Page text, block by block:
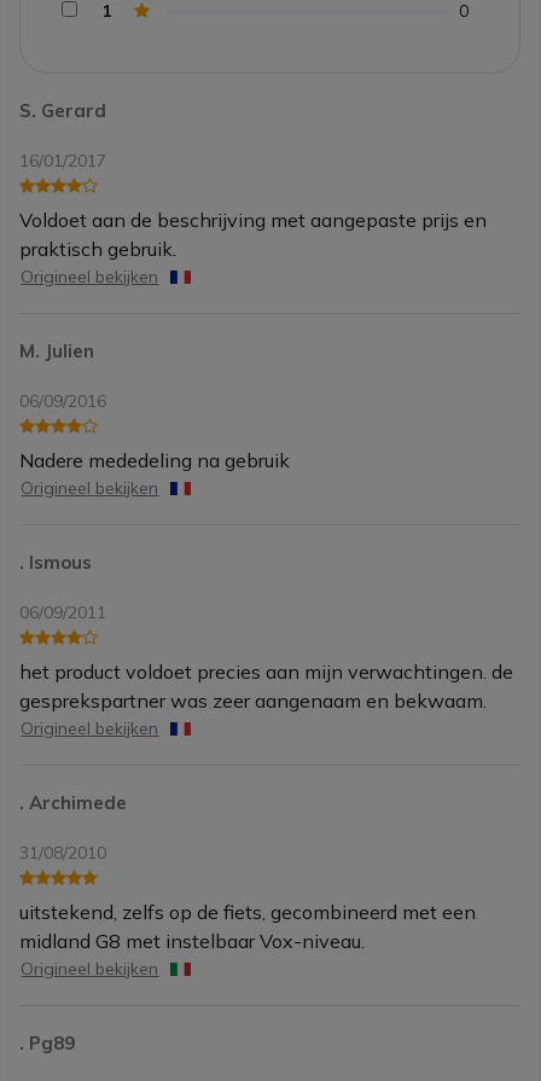
S. Gerard
16/01/2017
Voldoet aan de beschrijving met aangepaste prijs en
praktisch gebruik.
Origineel bekijken
M. Julien
06/09/2016
Nadere mededeling na gebruik
Origineel bekijken
. Ismous
06/09/2011
het product voldoet precies aan mijn verwachtingen. de
gesprekspartner was zeer aangenaam en bekwaam.
Origineel bekijken
. Archimede
31/08/2010
uitstekend, zelfs op de fiets, gecombineerd met een
midland G8 met instelbaar Vox-niveau.
Origineel bekijken
. Pg89
1
0